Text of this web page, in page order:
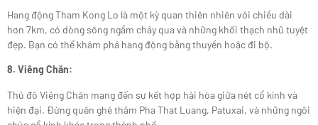
Hang động Tham Kong Lo là một kỳ quan thiên nhiên với chiều dài
hơn 7km, có dòng sông ngầm chảy qua và những khối thạch nhũ tuyệt
đẹp. Bạn có thể khám phá hang động bằng thuyền hoặc đi bộ.
8. Viêng Chăn:
Thủ đô Viêng Chăn mang đến sự kết hợp hài hòa giữa nét cổ kính và
hiện đại. Đừng quên ghé thăm Pha That Luang, Patuxai, và những ngôi